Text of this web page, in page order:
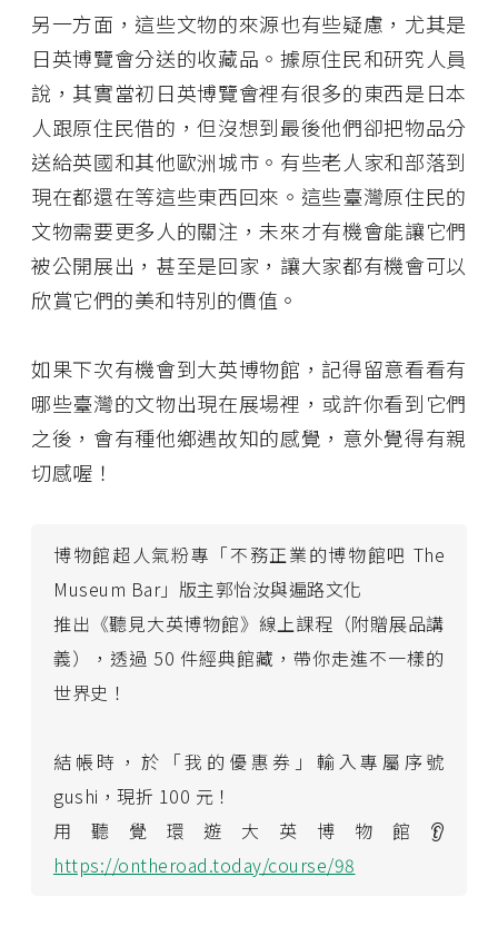
另一方面，這些文物的來源也有些疑慮，尤其是
日英博覽會分送的收藏品。據原住民和研究人員
說，其實當初日英博覽會裡有很多的東西是日本
人跟原住民借的，但沒想到最後他們卻把物品分
送給英國和其他歐洲城市。有些老人家和部落到
現在都還在等這些東西回來。這些臺灣原住民的
文物需要更多人的關注，未來才有機會能讓它們
被公開展出，甚至是回家，讓大家都有機會可以
欣賞它們的美和特別的價值。
如果下次有機會到大英博物館，記得留意看看有
哪些臺灣的文物出現在展場裡，或許你看到它們
之後，會有種他鄉遇故知的感覺，意外覺得有親
切感喔！
博物館超人氣粉專「不務正業的博物館吧 The
Museum Bar」版主郭怡汝與遍路文化
推出《聽見大英博物館》線上課程（附贈展品講
義），透過 50 件經典館藏，帶你走進不一樣的
世界史！
結帳時，於「我的優惠券」輸入專屬序號
gushi，現折 100 元！
用聽覺環遊大英博物館👂
https://ontheroad.today/course/98